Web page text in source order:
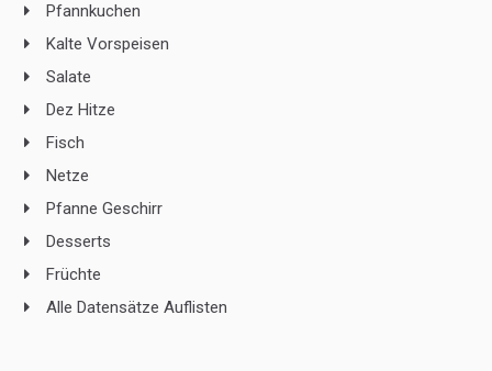
Pfannkuchen
Kalte Vorspeisen
Salate
Dez Hitze
Fisch
Netze
Pfanne Geschirr
Desserts
Früchte
Alle Datensätze Auflisten